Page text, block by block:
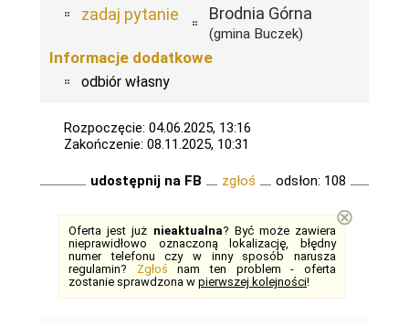
zadaj pytanie Brodnia Górna
(gmina Buczek)
Informacje dodatkowe
odbiór własny
Rozpoczęcie: 04.06.2025, 13:16
Zakończenie: 08.11.2025, 10:31
udostępnij na FB zgłoś odsłon: 108
Oferta jest już nieaktualna? Być może zawiera
nieprawidłowo oznaczoną lokalizację, błędny
numer telefonu czy w inny sposób narusza
regulamin? Zgłoś nam ten problem - oferta
zostanie sprawdzona w pierwszej kolejności!
⊗